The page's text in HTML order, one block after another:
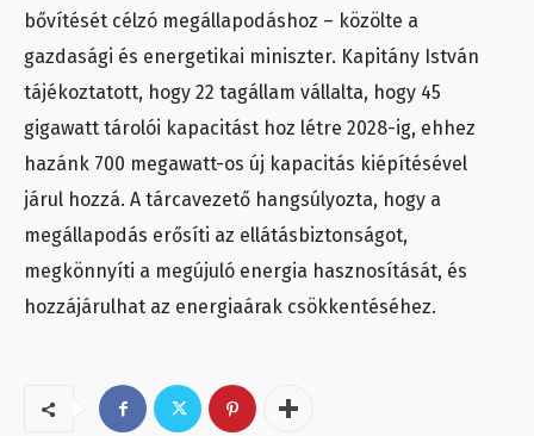
bővítését célzó megállapodáshoz – közölte a
gazdasági és energetikai miniszter. Kapitány István
tájékoztatott, hogy 22 tagállam vállalta, hogy 45
gigawatt tárolói kapacitást hoz létre 2028-ig, ehhez
hazánk 700 megawatt-os új kapacitás kiépítésével
járul hozzá. A tárcavezető hangsúlyozta, hogy a
megállapodás erősíti az ellátásbiztonságot,
megkönnyíti a megújuló energia hasznosítását, és
hozzájárulhat az energiaárak csökkentéséhez.